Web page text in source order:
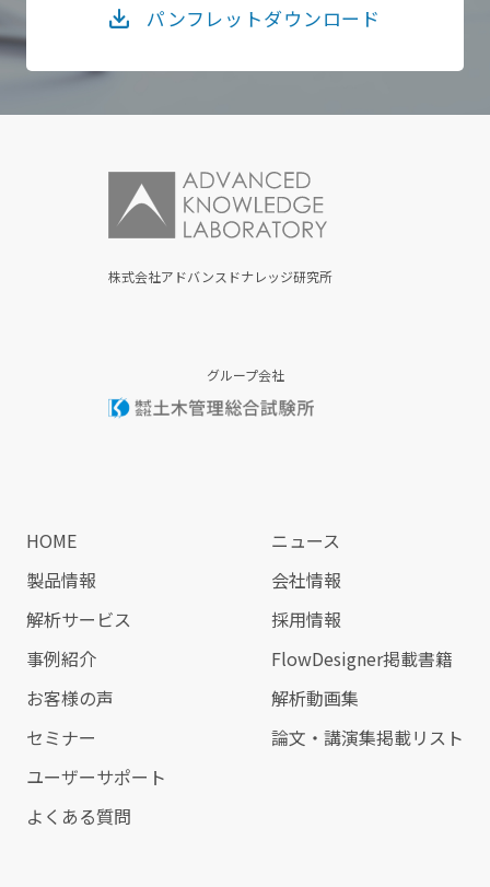
パンフレットダウンロード
株式会社アドバンスドナレッジ研究所
グループ会社
HOME
製品情報
解析サービス
事例紹介
お客様の声
セミナー
ユーザーサポート
よくある質問
ニュース
会社情報
採用情報
FlowDesigner掲載書籍
解析動画集
論文・講演集掲載リスト